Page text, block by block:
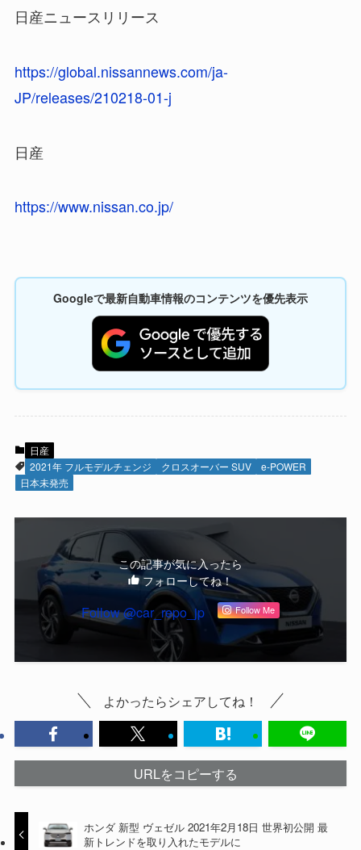
日産ニュースリリース
https://global.nissannews.com/ja-
JP/releases/210218-01-j
日産
https://www.nissan.co.jp/
Googleで最新自動車情報のコンテンツを優先表示
日産
2021年 フルモデルチェンジ
クロスオーバー SUV
e-POWER
日本未発売
この記事が気に入ったら
フォローしてね！
Follow @car_repo_jp Follow Me
よかったらシェアしてね！
URLをコピーする
ホンダ 新型 ヴェゼル 2021年2月18日 世界初公開 最
新トレンドを取り入れたモデルに